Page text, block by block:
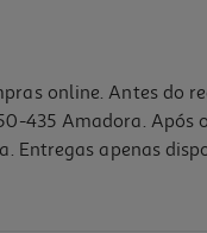
online. Antes do
435 Amadora.
Entregas apenas